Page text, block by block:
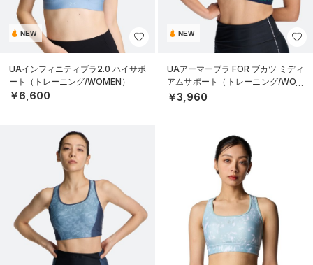
NEW
UAインフィニティブラ2.0 ハイサポ
ート（トレーニング/WOMEN）
￥6,600
NEW
UAアーマーブラ FOR ブカツ ミディ
アムサポート（トレーニング/WOM
EN）
￥3,960